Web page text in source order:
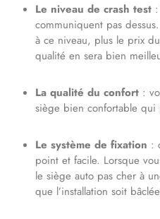
Le niveau de crash test
communiquent pas
à ce niveau, plus le prix
qualité en sera bien
La qualité du confort :
siège bien confortable
Le système de fixation :
point et facile. Lorsque
le siège auto pas cher à
que l’installation soit